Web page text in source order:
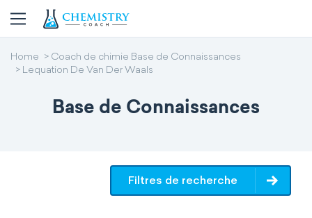
Home
Coach de chimie Base de Connaissances
Lequation De Van Der Waals
Base de Connaissances
Filtres de recherche